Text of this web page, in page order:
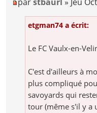
etgman74 a écrit:
Le FC Vaulx-en-
C'est d'ailleurs à
plus compliqué
savoyards qui
tour (même s'il y a